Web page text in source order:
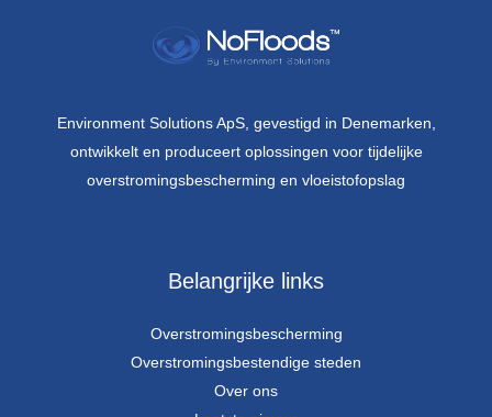
Environment Solutions ApS, gevestigd in Denemarken,
ontwikkelt en produceert oplossingen voor tijdelijke
overstromingsbescherming en vloeistofopslag
Belangrijke links
Overstromingsbescherming
Overstromingsbestendige steden
Over ons